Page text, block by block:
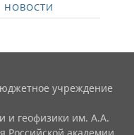
НОВОСТИ
учреждение
и геофизики им. А.А.